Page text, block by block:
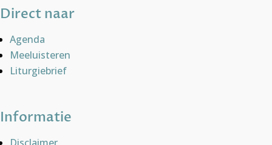
Direct naar
Agenda
Meeluisteren
Liturgiebrief
Informatie